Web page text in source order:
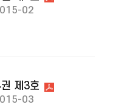
02
제3호
03